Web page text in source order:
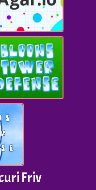
Friv